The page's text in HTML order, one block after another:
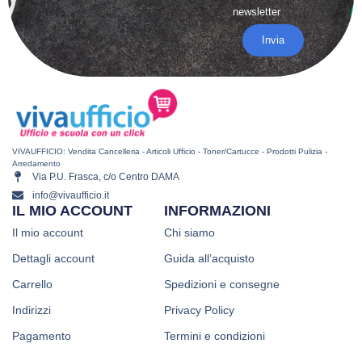
newsletter
Invia
VIVAUFFICIO: Vendita Cancelleria - Articoli Ufficio - Toner/Cartucce - Prodotti Pulizia -
Arredamento
Via P.U. Frasca, c/o Centro DAMA
info@vivaufficio.it
INFORMAZIONI
Chi siamo
Guida all’acquisto
Spedizioni e consegne
Privacy Policy
Termini e condizioni
IL MIO ACCOUNT
Il mio account
Dettagli account
Carrello
Indirizzi
Pagamento